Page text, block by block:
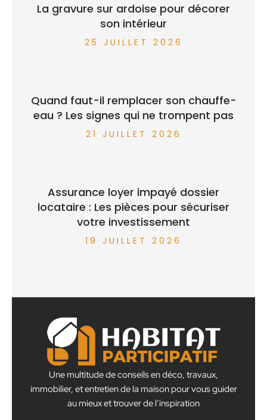
La gravure sur ardoise pour décorer
son intérieur
25 JUILLET 2026
Quand faut-il remplacer son chauffe-
eau ? Les signes qui ne trompent pas
21 JUILLET 2026
Assurance loyer impayé dossier
locataire : Les pièces pour sécuriser
votre investissement
19 JUILLET 2026
Une multitude de conseils en déco, travaux,
immobilier, et entretien de la maison pour vous guider
au mieux et trouver de l’inspiration